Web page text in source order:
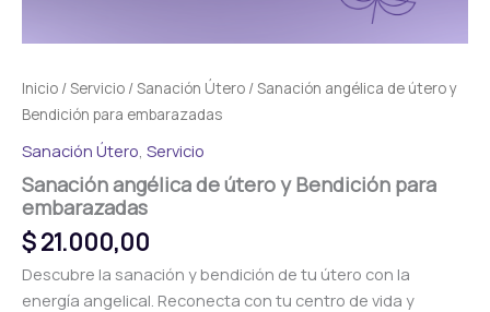
Inicio /Servicio /Sanación Útero / Sanación angélica de útero y
Bendición para embarazadas
Sanación Útero Servicio
Sanación angélica de útero y Bendición para
embarazadas
$21.000,00
Descubre la sanación y bendición de tu útero con la
energía angelical. Reconecta con tu centro de vida y